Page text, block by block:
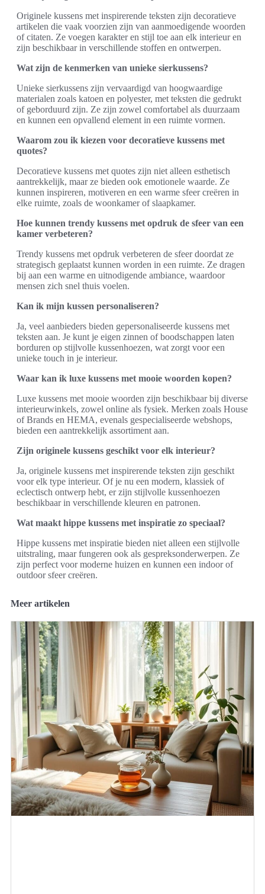
Originele kussens met inspirerende teksten zijn decoratieve
artikelen die vaak voorzien zijn van aanmoedigende woorden
of citaten. Ze voegen karakter en stijl toe aan elk interieur en
zijn beschikbaar in verschillende stoffen en ontwerpen.
Wat zijn de kenmerken van unieke sierkussens?
Unieke sierkussens zijn vervaardigd van hoogwaardige
materialen zoals katoen en polyester, met teksten die gedrukt
of geborduurd zijn. Ze zijn zowel comfortabel als duurzaam
en kunnen een opvallend element in een ruimte vormen.
Waarom zou ik kiezen voor decoratieve kussens met
quotes?
Decoratieve kussens met quotes zijn niet alleen esthetisch
aantrekkelijk, maar ze bieden ook emotionele waarde. Ze
kunnen inspireren, motiveren en een warme sfeer creëren in
elke ruimte, zoals de woonkamer of slaapkamer.
Hoe kunnen trendy kussens met opdruk de sfeer van een
kamer verbeteren?
Trendy kussens met opdruk verbeteren de sfeer doordat ze
strategisch geplaatst kunnen worden in een ruimte. Ze dragen
bij aan een warme en uitnodigende ambiance, waardoor
mensen zich snel thuis voelen.
Kan ik mijn kussen personaliseren?
Ja, veel aanbieders bieden gepersonaliseerde kussens met
teksten aan. Je kunt je eigen zinnen of boodschappen laten
borduren op stijlvolle kussenhoezen, wat zorgt voor een
unieke touch in je interieur.
Waar kan ik luxe kussens met mooie woorden kopen?
Luxe kussens met mooie woorden zijn beschikbaar bij diverse
interieurwinkels, zowel online als fysiek. Merken zoals House
of Brands en HEMA, evenals gespecialiseerde webshops,
bieden een aantrekkelijk assortiment aan.
Zijn originele kussens geschikt voor elk interieur?
Ja, originele kussens met inspirerende teksten zijn geschikt
voor elk type interieur. Of je nu een modern, klassiek of
eclectisch ontwerp hebt, er zijn stijlvolle kussenhoezen
beschikbaar in verschillende kleuren en patronen.
Wat maakt hippe kussens met inspiratie zo speciaal?
Hippe kussens met inspiratie bieden niet alleen een stijlvolle
uitstraling, maar fungeren ook als gespreksonderwerpen. Ze
zijn perfect voor moderne huizen en kunnen een indoor of
outdoor sfeer creëren.
Meer artikelen